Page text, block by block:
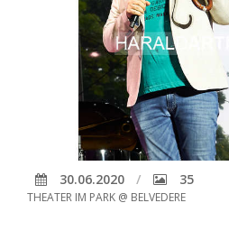
30.06.2020 35
THEATER IM PARK @ BELVEDERE